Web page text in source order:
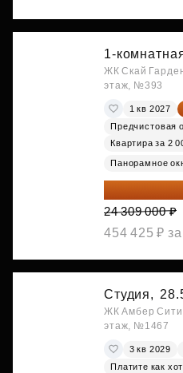
1-
ЖК Скай
этаж, №393
1 кв 2027
Предчистовая
Квартира за 2
Панорамное
20 176 470 ₽
24 309 000 ₽
454 425 ₽ за
Студия,
ЖК Амбер Сити,
этаж, №1467
3 кв 2029
Платите как